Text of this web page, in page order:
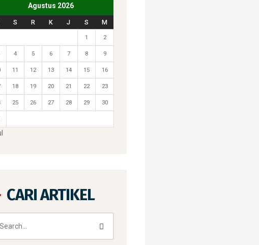
Agustus 2026
S R K J S M
1 2
4 5 6 7 8 9
11 12 13 14 15 16
18 19 20 21 22 23
25 26 27 28 29 30
CARI ARTIKEL